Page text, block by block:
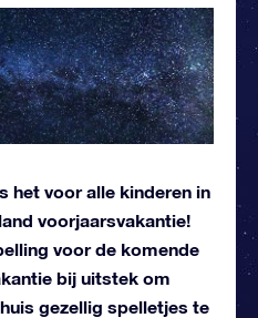
het voor alle kinderen in
voorjaarsvakantie!
voor de komende
bij uitstek om
gezellig spelletjes te